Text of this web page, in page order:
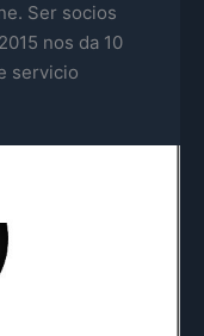
Ser socios
nos da 10
servicio